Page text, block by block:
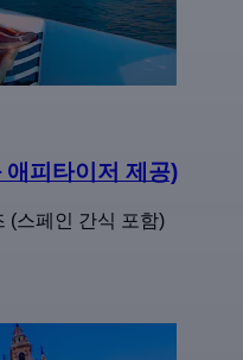
피타이저 제공)
(스페인 간식 포함)